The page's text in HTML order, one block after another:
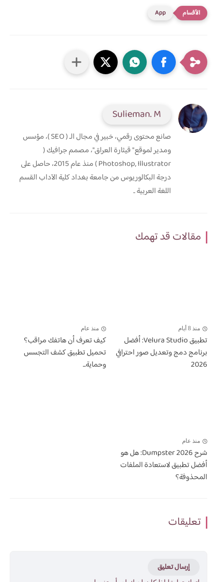
App
Sulieman. M
صانع محتوى رقمي، خبير في مجال الـ ( SEO )، مؤسس
ومدير لموقع " قيثارة العراق"، مصمم جرافيك (
Photoshop, Illustrator ) منذ عام 2015، حاصل على
درجة البكالوريوس من جامعة بغداد كلية الآداب القسم
اللغة العربية ..
مقالات قد تهمك
منذ 8 أيام
تطبيق Velura Studio: أفضل
برنامج دمج وتعديل صور احترافي
2026
منذ عام
كيف تعرف أن هاتفك مراقب؟
تحميل تطبيق كشف التجسس
وحماية...
منذ عام
شرح Dumpster 2026: هل هو
أفضل تطبيق لاستعادة الملفات
المحذوفة؟
تعليقات
إرسال تعليق